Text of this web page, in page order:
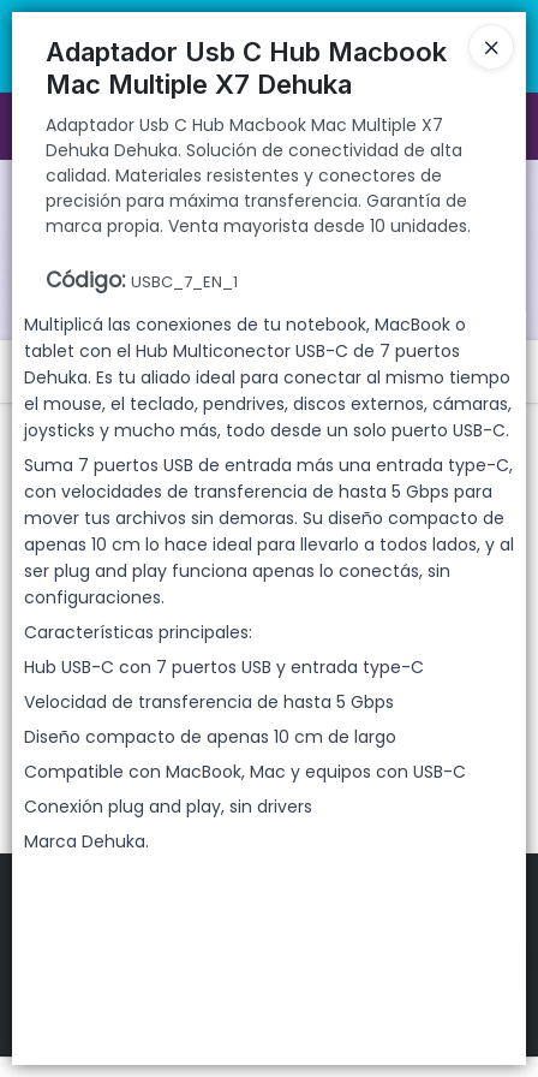
Adaptador Usb C Hub Macbook Mac Multiple X7 Dehuka Dehuka.
conectores de precisión para máxima transferencia. Garantía de
marca propia. Venta mayorista desde 10 unidades.
Adaptador Usb C Hub Macbook
Mac Multiple X7 Dehuka
Adaptador Usb C Hub Macbook Mac Multiple X7
Dehuka Dehuka. Solución de conectividad de alta
calidad. Materiales resistentes y conectores de
precisión para máxima transferencia. Garantía de
marca propia. Venta mayorista desde 10 unidades.
Código: USBC_7_EN_1
Multiplicá las conexiones de tu notebook, MacBook o
tablet con el Hub Multiconector USB-C de 7 puertos
Dehuka. Es tu aliado ideal para conectar al mismo tiempo
el mouse, el teclado, pendrives, discos externos, cámaras,
joysticks y mucho más, todo desde un solo puerto USB-C.
Suma 7 puertos USB de entrada más una entrada type-C,
con velocidades de transferencia de hasta 5 Gbps para
mover tus archivos sin demoras. Su diseño compacto de
apenas 10 cm lo hace ideal para llevarlo a todos lados, y al
ser plug and play funciona apenas lo conectás, sin
configuraciones.
Características principales:
Hub USB-C con 7 puertos USB y entrada type-C
Velocidad de transferencia de hasta 5 Gbps
Diseño compacto de apenas 10 cm de largo
Compatible con MacBook, Mac y equipos con USB-C
Conexión plug and play, sin drivers
Marca Dehuka.
directa | 📦 Comprá mayorista desde 10 unidades. ¡Registrate y
accedé a precios exclusivos!
Ingresar a la Tienda
CÓMO COMPRAR
GARANTIAS
CONTACTO
Menú
Adaptador Usb C Hub Macbook Mac Multiple X7 Dehuka Dehuka.
Solución de conectividad de alta calidad. Materiales resistentes y
conectores de precisión para máxima transferencia. Garantía de
marca propia. Venta mayorista desde 10 unidades.
Lista vacía